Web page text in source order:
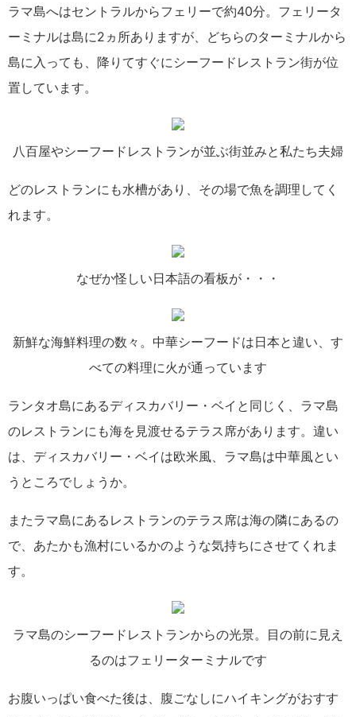
ラマ島へはセントラルからフェリーで約40分。フェリータ
ーミナルは島に2ヵ所ありますが、どちらのターミナルから
島に入っても、降りてすぐにシーフードレストラン街が位
置しています。
八百屋やシーフードレストランが並ぶ街並みと私たち夫婦
どのレストランにも水槽があり、その場で魚を調理してく
れます。
なぜか怪しい日本語の看板が・・・
新鮮な海鮮料理の数々。中華シーフードは日本と違い、す
べての料理に火が通っています
ランタオ島にあるディスカバリー・ベイと同じく、ラマ島
のレストランにも海を見渡せるテラス席があります。違い
は、ディスカバリー・ベイは欧米風、ラマ島は中華風とい
うところでしょうか。
またラマ島にあるレストランのテラス席は海の隣にあるの
で、あたかも漁村にいるかのような気持ちにさせてくれま
す。
ラマ島のシーフードレストランからの光景。目の前に見え
るのはフェリーターミナルです
お腹いっぱい食べた後は、腹ごなしにハイキングがおすす